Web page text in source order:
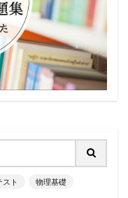
スト 物理基礎